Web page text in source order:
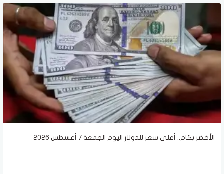
الأخضر بكام.. أعلى سعر للدولار اليوم الجمعة 7 أغسطس 2026